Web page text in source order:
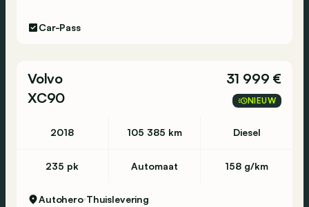
Car-Pass
Volvo
XC90
31 999 €
NIEUW
2018 105 385 km Diesel
235 pk Automaat 158 g/km
Autohero Thuislevering